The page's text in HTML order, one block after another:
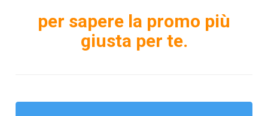
per sapere la promo più
giusta per te.